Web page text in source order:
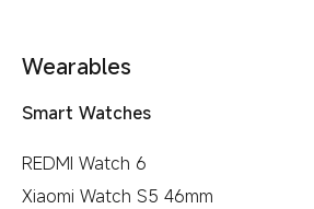
Wearables
Smart Watches
REDMI Watch 6
Xiaomi Watch S5 46mm